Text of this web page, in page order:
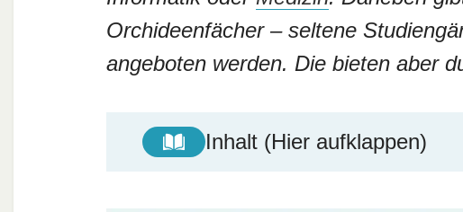
Orchideenfächer – seltene
angeboten werden. Die bieten aber
Inhalt (Hier aufklappen)